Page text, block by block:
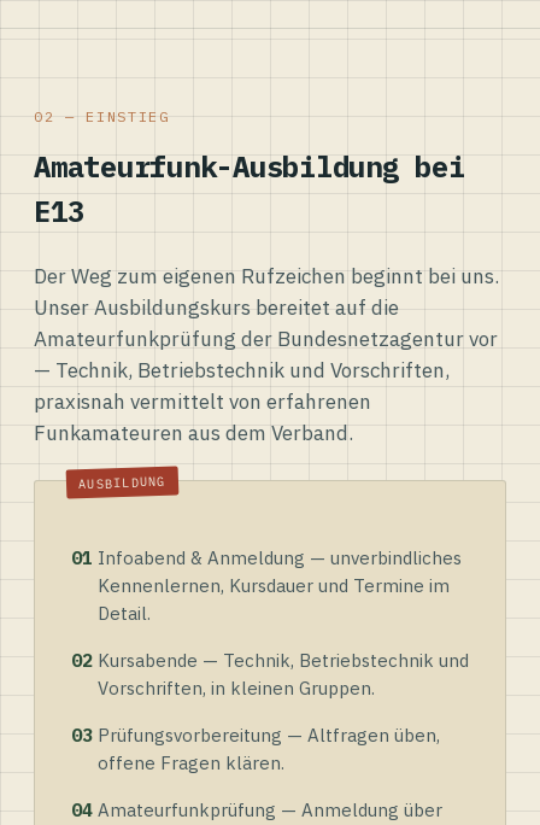
02 — EINSTIEG
Amateurfunk-Ausbildung bei
E13
Der Weg zum eigenen Rufzeichen beginnt bei uns.
Unser Ausbildungskurs bereitet auf die
Amateurfunkprüfung der Bundesnetzagentur vor
— Technik, Betriebstechnik und Vorschriften,
praxisnah vermittelt von erfahrenen
Funkamateuren aus dem Verband.
01 Infoabend & Anmeldung — unverbindliches
Kennenlernen, Kursdauer und Termine im
Detail.
02 Kursabende — Technik, Betriebstechnik und
Vorschriften, in kleinen Gruppen.
03 Prüfungsvorbereitung — Altfragen üben,
offene Fragen klären.
04 Amateurfunkprüfung — Anmeldung über